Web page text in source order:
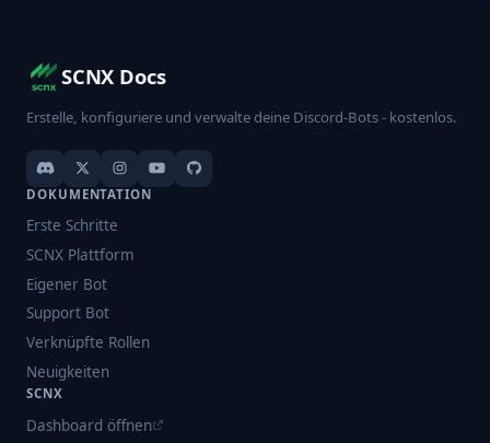
SCNX Docs
Erstelle, konfiguriere und verwalte deine Discord-Bots - kostenlos.
DOKUMENTATION
Erste Schritte
SCNX Plattform
Eigener Bot
Support Bot
Verknüpfte Rollen
Neuigkeiten
SCNX
Dashboard öffnen